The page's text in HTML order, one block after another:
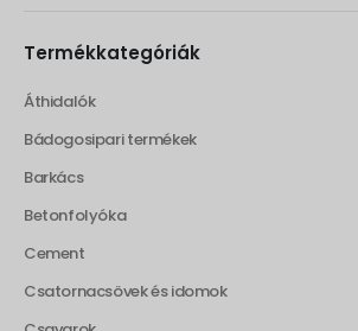
Termékkategóriák
Áthidalók
Bádogosipari termékek
Barkács
Betonfolyóka
Cement
Csatornacsövek és idomok